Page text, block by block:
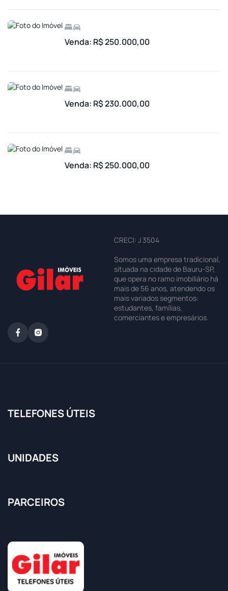
Venda: R$ 250.000,00
Venda: R$ 230.000,00
Venda: R$ 250.000,00
CRECI: J 3504
Somos uma empresa tradicional,
situada na cidade de Bauru-SP,
que opera no ramo imobiliário há
mais de 56 anos, atendendo os
mais variados segmentos:
estudantes, famílias,
comerciantes e empresários.
TELEFONES ÚTEIS
UNIDADES
PARCEIROS